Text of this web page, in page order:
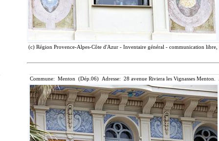
(c) Région Provence-Alpes-Côte d'Azur - Inventaire général - communication
Commune: Menton (Dép.06) Adresse: 28 avenue Riviera les Vignasses